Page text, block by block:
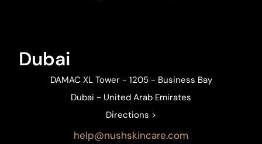
Dubai
DAMAC XL Tower - 1205 - Business Bay
Dubai - United Arab Emirates
Directions >
help@nushskincare.com